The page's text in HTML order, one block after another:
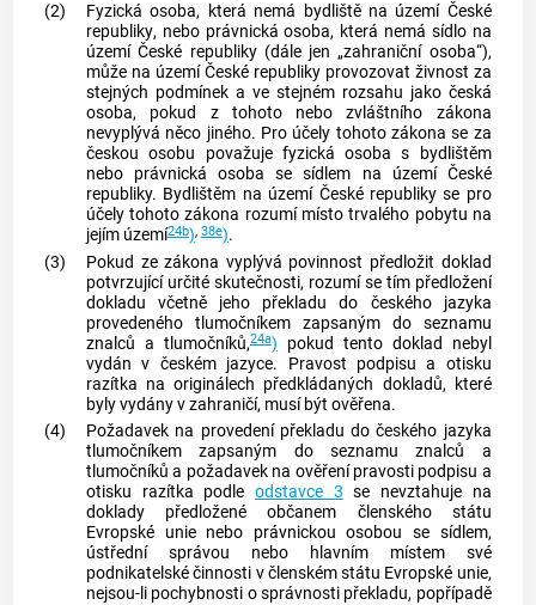
(2)
Fyzická osoba, která nemá bydliště na území České
republiky, nebo právnická osoba, která nemá sídlo na
území České republiky (dále jen „zahraniční osoba“),
může na území České republiky provozovat živnost za
stejných podmínek a ve stejném rozsahu jako česká
osoba, pokud z tohoto nebo zvláštního zákona
nevyplývá něco jiného. Pro účely tohoto zákona se za
českou osobu považuje fyzická osoba s bydlištěm
nebo právnická osoba se sídlem na území České
republiky. Bydlištěm na území České republikyse pro
účely tohoto zákona rozumí místo trvalého pobytu na
jejím území24b), 38e).
(3)
Pokud ze zákona vyplývá povinnost předložit doklad
potvrzující určité skutečnosti, rozumí se tím předložení
dokladu včetně jeho překladu do českého jazyka
provedeného tlumočníkem zapsaným do seznamu
znalců a tlumočníků,24a) pokud tento doklad nebyl
vydán v českém jazyce. Pravost podpisu a otisku
razítka na originálech předkládaných dokladů, které
byly vydány v zahraničí, musí být ověřena.
(4)
Požadavek na provedení překladu do českého jazyka
tlumočníkem zapsaným do seznamu znalců a
tlumočníků a požadavek na ověření pravosti podpisu a
otisku razítka podle odstavce 3 se nevztahuje na
doklady předložené občanem členského státu
Evropské unie nebo právnickou osobou se sídlem,
ústřední správou nebo hlavním místem své
podnikatelské činnosti v členském státu Evropské unie,
nejsou-li pochybnosti o správnosti překladu, popřípadě